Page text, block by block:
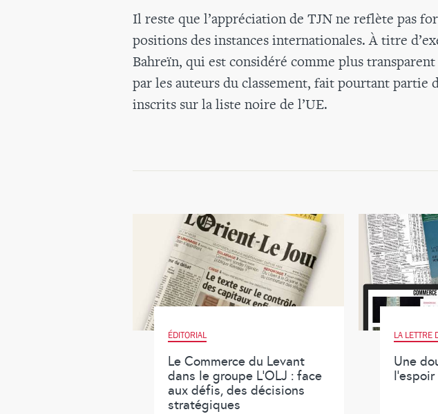
Il reste que l’appréciation de TJN ne reflète pas
positions des instances internationales. À titre
Bahreïn, qui est considéré comme plus
par les auteurs du classement, fait pourtant partie
inscrits sur la liste noire de l’UE.
ÉDITORIAL
Le Commerce du Levant
dans le groupe L’OLJ : face
aux défis, des décisions
stratégiques
LA LETTRE
Une